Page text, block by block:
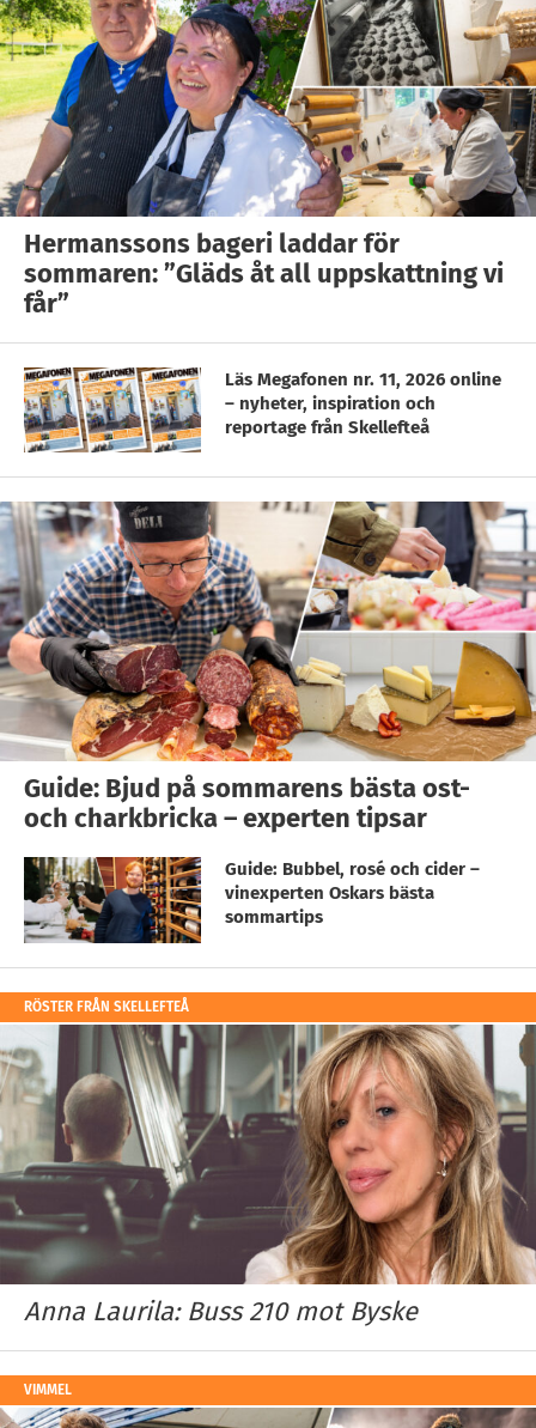
Hermanssons bageri laddar för
sommaren: ”Gläds åt all uppskattning vi
får”
Läs Megafonen nr. 11, 2026 online
– nyheter, inspiration och
reportage från Skellefteå
Guide: Bjud på sommarens bästa ost-
och charkbricka – experten tipsar
Guide: Bubbel, rosé och cider –
vinexperten Oskars bästa
sommartips
RÖSTER FRÅN SKELLEFTEÅ
Anna Laurila: Buss 210 mot Byske
VIMMEL